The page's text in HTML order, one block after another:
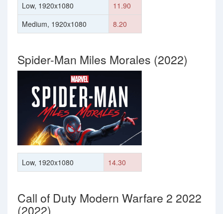
Low, 1920x1080
11.90
Medium, 1920x1080
8.20
Spider-Man Miles Morales (2022)
Low, 1920x1080 14.30
Call of Duty Modern Warfare 2 2022
(2022)